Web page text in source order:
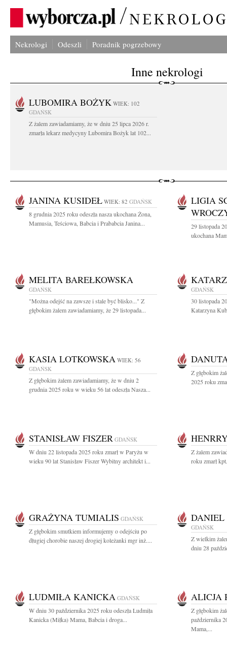
Nekrologi Odeszli Poradnik pogrzebowy
Inne nekrologi
LUBOMIRA BOŻYK WIEK: 102
GDAŃSK
Z żalem zawiadamiamy, że w dniu 25 lipca 2026 r.
zmarła lekarz medycyny Lubomira Bożyk lat 102...
JANINA KUSIDEŁ WIEK: 82 GDAŃSK
8 grudnia 2025 roku odeszła nasza ukochana Żona,
Mamusia, Teściowa, Babcia i Prababcia Janina...
LIGIA
29 listopada
ukochana
MELITA BAREŁKOWSKA
GDAŃSK
"Można odejść na zawsze i stale być blisko..." Z
głębokim żalem zawiadamiamy, że 29 listopada...
GDAŃSK
30 listopada
Katarzyna
KASIA LOTKOWSKA WIEK: 56
GDAŃSK
Z głębokim żalem zawiadamiamy, że w dniu 2
grudnia 2025 roku w wieku 56 lat odeszła Nasza...
Z głębokim
2025 roku
STANISŁAW FISZER GDAŃSK
W dniu 22 listopada 2025 roku zmarł w Paryżu w
wieku 90 lat Stanisław Fiszer Wybitny architekt i...
Z żalem
roku zmarł
GRAŻYNA TUMIALIS GDAŃSK
Z głębokim smutkiem informujemy o odejściu po
długiej chorobie naszej drogiej koleżanki mgr inż....
DANIEL
GDAŃSK
Z wielkim
dniu 28
LUDMIŁA KANICKA GDAŃSK
W dniu 30 października 2025 roku odeszła Ludmiła
Kanicka (Miłka) Mama, Babcia i droga...
ALICJA
Z głębokim
października
Mama,...